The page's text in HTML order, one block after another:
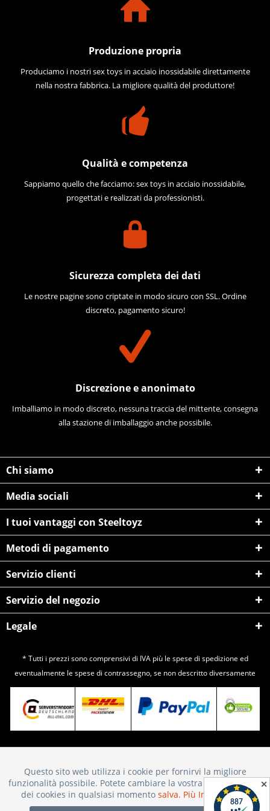
✕
Produzione propria
Produciamo i nostri sex toys in acciaio inossidabile direttamente
nella nostra fabbrica. La migliore qualità del produttore!
Qualità e competenza
Sappiamo quello che facciamo: sex toys in acciaio inossidabile,
progettati e realizzati da professionisti.
Sicurezza completa dei dati
Le nostre pagine sono criptate in modo sicuro con SSL. Ordine
discreto, pagamento sicuro!
Discrezione e anonimato
Imballiamo in modo discreto, nessuna traccia del mittente, consegna
alla stazione di imballaggio anche possibile.
Chi siamo
Media sociali
I tuoi vantaggi con Steeltoyz
Metodi di pagamento
Servizio clienti
Servizio del negozio
Legale
* Tutti i prezzi sono comprensivi di IVA più le spese di spedizione ed
eventualmente le spese di contrassegno, se non descritto diversamente
Funktionale Attivo
Inattivo
Questo sito web utilizza i cookie per fornirvi la migliore
funzionalità possibile. Potete cambiare la vostra scelta sull'uso
dei cookies in qualsiasi momento salva. Più Informazioni